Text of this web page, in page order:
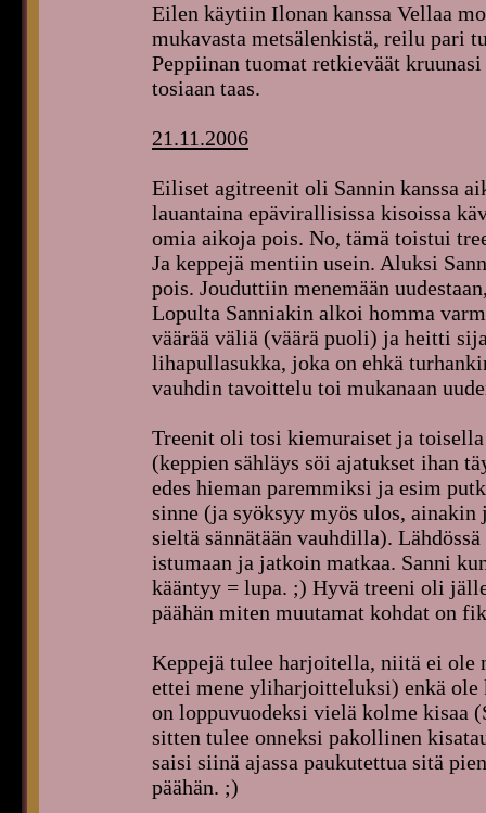
Eilen käytiin Ilonan kanssa Vellaa
mukavasta metsälenkistä, reilu pari
Peppiinan tuomat retkieväät
tosiaan taas.
21.11.2006
Eiliset agitreenit oli Sannin kanssa
lauantaina epävirallisissa kisoissa
omia aikoja pois. No, tämä toistui
Ja keppejä mentiin usein. Aluksi
pois. Jouduttiin menemään
Lopulta Sanniakin alkoi homma
väärää väliä (väärä puoli) ja heitti
lihapullasukka, joka on ehkä
vauhdin tavoittelu toi mukanaan
Treenit oli tosi kiemuraiset ja
(keppien sähläys söi ajatukset ihan
edes hieman paremmiksi ja esim
sinne (ja syöksyy myös ulos,
sieltä sännätään vauhdilla).
istumaan ja jatkoin matkaa. Sanni
kääntyy = lupa. ;) Hyvä treeni oli
päähän miten muutamat kohdat on
Keppejä tulee harjoitella, niitä ei
ettei mene yliharjoitteluksi) enkä
on loppuvuodeksi vielä kolme kisaa
sitten tulee onneksi pakollinen
saisi siinä ajassa paukutettua sitä
päähän. ;)